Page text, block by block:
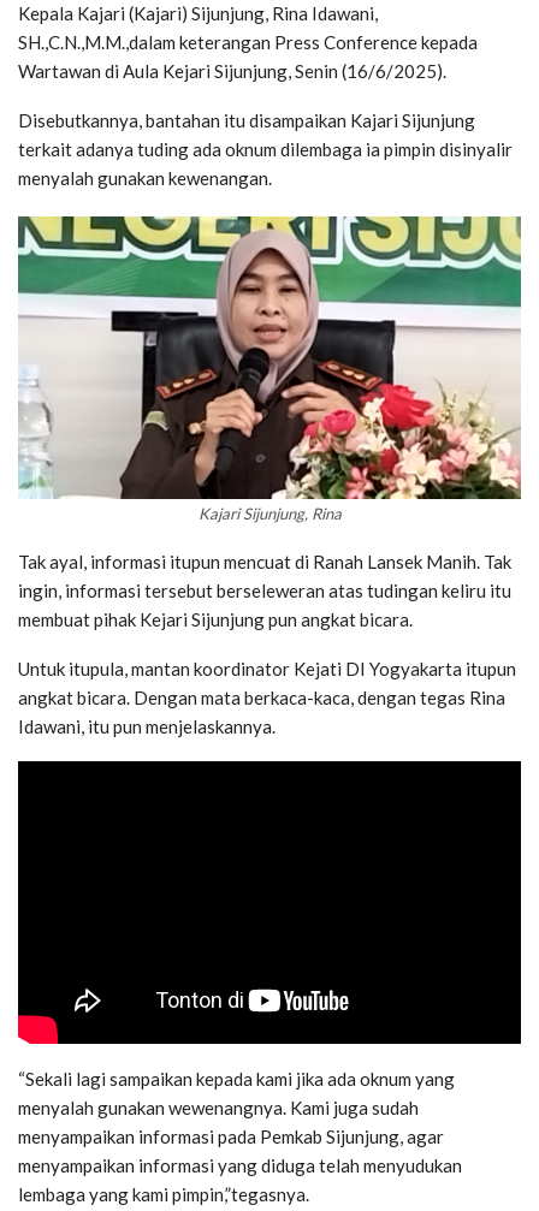
Kepala Kajari (Kajari) Sijunjung, Rina Idawani,
SH.,C.N.,M.M.,dalam keterangan Press Conference kepada
Wartawan di Aula Kejari Sijunjung, Senin (16/6/2025).
Disebutkannya, bantahan itu disampaikan Kajari Sijunjung
terkait adanya tuding ada oknum dilembaga ia pimpin disinyalir
menyalah gunakan kewenangan.
Kajari Sijunjung, Rina
Tak ayal, informasi itupun mencuat di Ranah Lansek Manih. Tak
ingin, informasi tersebut berseleweran atas tudingan keliru itu
membuat pihak Kejari Sijunjung pun angkat bicara.
Untuk itupula, mantan koordinator Kejati DI Yogyakarta itupun
angkat bicara. Dengan mata berkaca-kaca, dengan tegas Rina
Idawani, itu pun menjelaskannya.
“Sekali lagi sampaikan kepada kami jika ada oknum yang
menyalah gunakan wewenangnya. Kami juga sudah
menyampaikan informasi pada Pemkab Sijunjung, agar
menyampaikan informasi yang diduga telah menyudukan
lembaga yang kami pimpin,”tegasnya.